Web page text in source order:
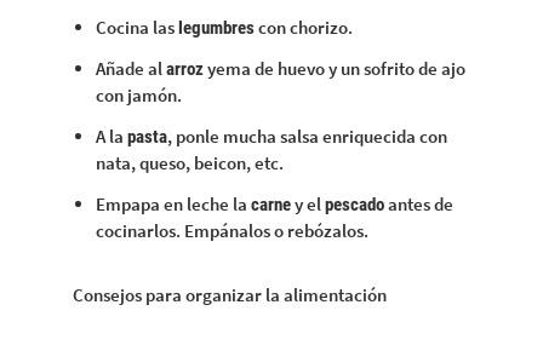
Cocina las legumbrescon chorizo.
Añade alarrozyema de huevo y un sofrito de ajo
con jamón.
A lapasta, ponle mucha salsa enriquecida con
nata, queso, beicon, etc.
Empapa en leche lacarney elpescadoantes de
cocinarlos. Empánalos o rebózalos.
Consejos para organizar la alimentación